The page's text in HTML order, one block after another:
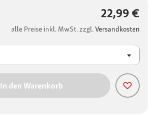
22,99 €
alle Preise inkl. MwSt. zzgl.Versandkosten
In den Warenkorb